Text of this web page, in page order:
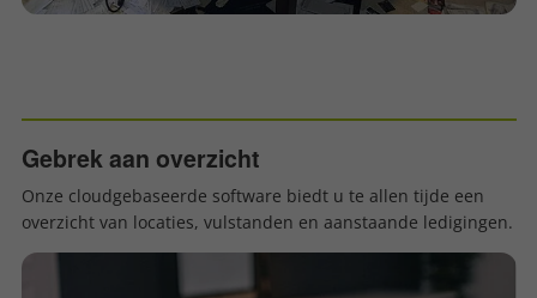
Gebrek aan overzicht
Onze cloudgebaseerde software biedt u te allen tijde een
overzicht van locaties, vulstanden en aanstaande ledigingen.